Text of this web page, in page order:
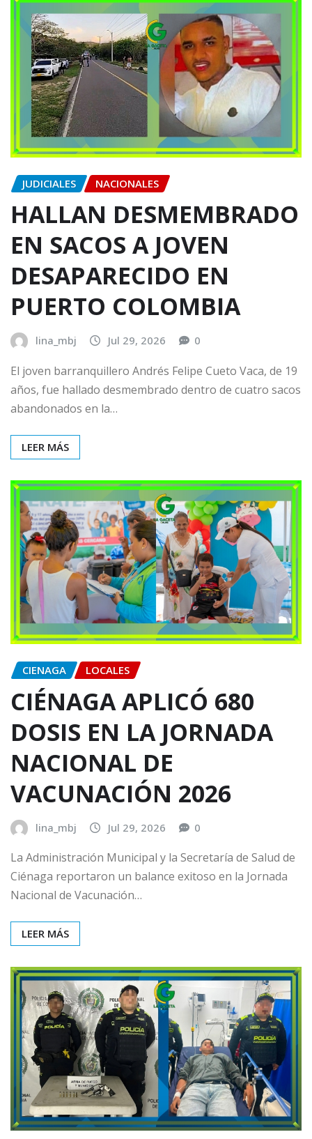
JUDICIALES NACIONALES
HALLAN DESMEMBRADO
EN SACOS A JOVEN
DESAPARECIDO EN
PUERTO COLOMBIA
lina_mbj Jul 29, 2026 0
El joven barranquillero Andrés Felipe Cueto Vaca, de 19
años, fue hallado desmembrado dentro de cuatro sacos
abandonados en la…
LEER MÁS
CIENAGA LOCALES
CIÉNAGA APLICÓ 680
DOSIS EN LA JORNADA
NACIONAL DE
VACUNACIÓN 2026
lina_mbj Jul 29, 2026 0
La Administración Municipal y la Secretaría de Salud de
Ciénaga reportaron un balance exitoso en la Jornada
Nacional de Vacunación…
LEER MÁS